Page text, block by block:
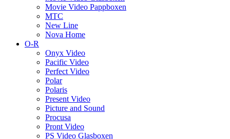
Movie Video Pappboxen
MTC
New Line
Nova Home
O-R
Onyx Video
Pacific Video
Perfect Video
Polar
Polaris
Present Video
Picture and Sound
Procusa
Pront Video
PS Video Glasboxen